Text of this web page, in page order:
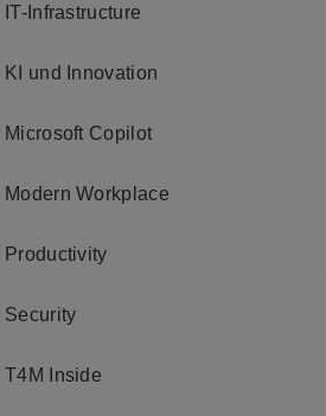
IT-Infrastructure
KI und Innovation
Microsoft Copilot
Modern Workplace
Productivity
Security
T4M Inside